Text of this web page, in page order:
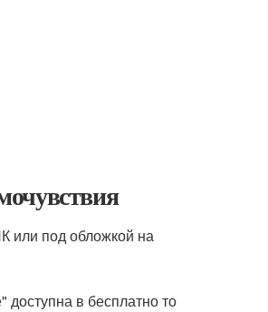
или под обложкой на
в бесплатно то